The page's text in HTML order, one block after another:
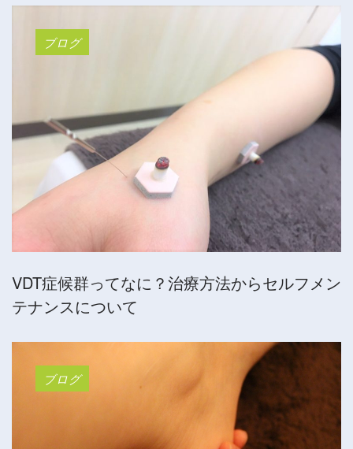
ブログ
VDT症候群ってなに？治療方法からセルフメン
テナンスについて
ブログ